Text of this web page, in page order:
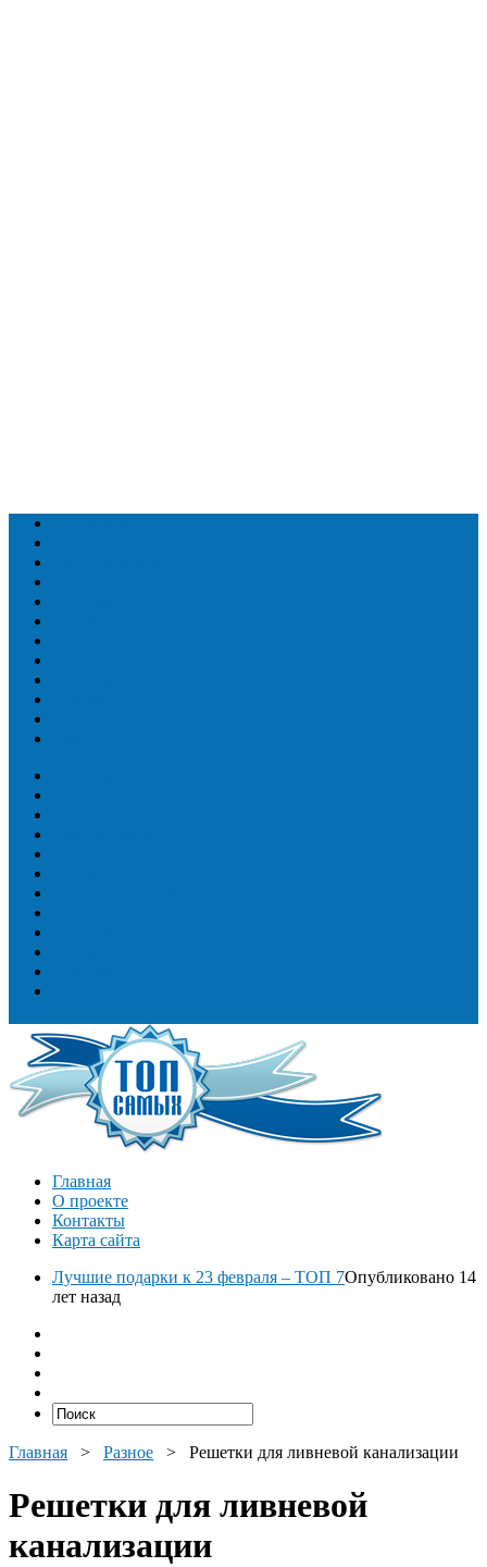
Главная
О проекте
Контакты
Карта сайта
Лучшие подарки к 23 февраля – ТОП 7Опубликовано 14
лет назад
Главная > Разное > Решетки для ливневой канализации
Решетки для ливневой
канализации